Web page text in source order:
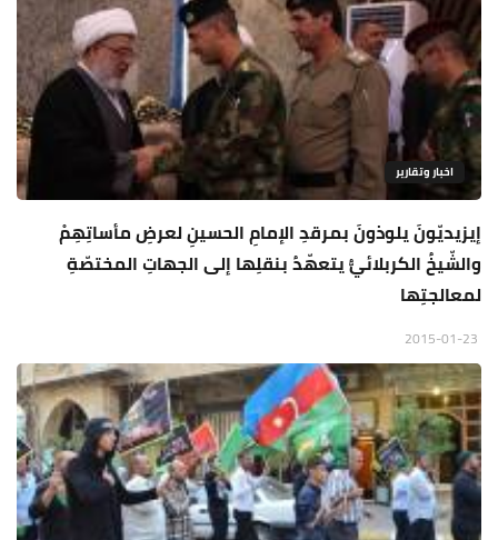
اخبار وتقارير
إيزيديّونَ يلوذونَ بمرقدِ الإمامِ الحسينِ لعرضِ مأساتِهِمْ
والشّيخُ الكربلائيُّ يتعهّدُ بنقلِها إلى الجهاتِ المختصّةِ
لمعالجتِها